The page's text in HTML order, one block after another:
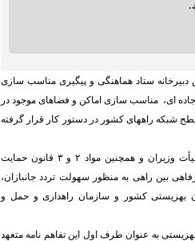
دبیرخانه ستاد هماهنگی و پیگیری مناسب سازی
ای، مناسب سازی اماکن و فضاهای موجود در
شبکه راههای کشور در دستور کار قرار گرفته
او خاطرنشان کرد: این تفاهم نامه در راستای بند ۲ تصویب نامه۷۷۳۰۳/ت۴۹۱۳۰ه هیأت وزیران و همچنین مواد ۲ و ۳ قانون حمایت
بین راهی به منظور سهولت تردد جانبازان،
بهزیستی کشور و سازمان راهداری و حمل و
به عنوان طرف اول این تفاهم نامه متعهد